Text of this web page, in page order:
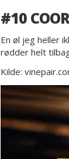
#10
En øl jeg heller
rødder helt
Kilde: